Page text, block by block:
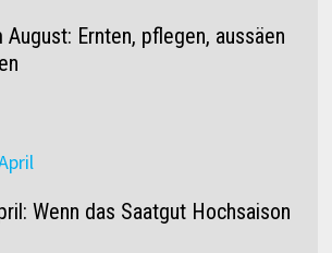
August: Ernten, pflegen, aussäen
Wenn das Saatgut Hochsaison